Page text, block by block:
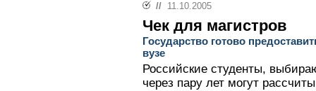
// 11.10.2005
Чек для магистров
Государство готово
вузе
Российские студенты,
через пару лет могут